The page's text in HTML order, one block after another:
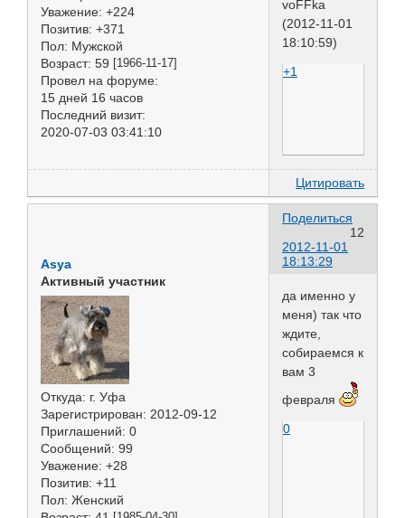
Уважение: +224
Позитив: +371
Пол: Мужской
Возраст: 59 [1966-11-17]
Провел на форуме:
15 дней 16 часов
Последний визит:
2020-07-03 03:41:10
voFFka
(2012-11-01
18:10:59)
+1
Цитировать
Поделиться
12
2012-11-01
18:13:29
Asya
Активный участник
Откуда: г. Уфа
Зарегистрирован: 2012-09-12
Приглашений: 0
Сообщений: 99
Уважение: +28
Позитив: +11
Пол: Женский
да именно у
меня) так что
ждите,
собираемся к
вам 3
февраля
0